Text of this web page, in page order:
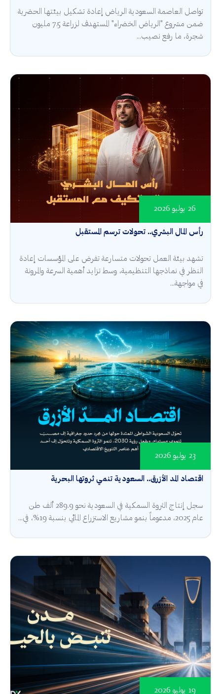
تواصل العاصمة السعودية الرياض إعادة تشكيل بيئتها الحضرية
ضمن مشروع "الرياض الخضراء" المستهدف لزراعة 7.5 مليون
شجرة، ما رفع نصيب...
رأس المال البشري.. تحولات ترسم المستقبل
26 يوليو 2026
تشهد بيئة العمل تحولات متسارعة تفرض على المؤسسات إعادة
النظر في نماذجها التنظيمية، وسط تزايد أهمية السرعة والمرونة
في مواجهة...
اقتصاد المد الأزرق.. السعودية تنمي ثروتها البحرية
23 يوليو 2026
سجل إنتاج الثروة السمكية في السعودية نحو 289.9 ألف طن
عام 2025، مدعوماً بنمو مشاريع الاستزراع المائي بنسبة 19%، في...
19 يوليو 2026